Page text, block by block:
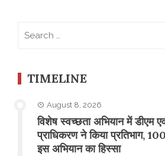
TIMELINE
August 8, 2026
विशेष स्वच्छता अभियान में डीएम
प्राधिकरण ने किया प्रतिभाग,
इस अभियान का हिस्सा